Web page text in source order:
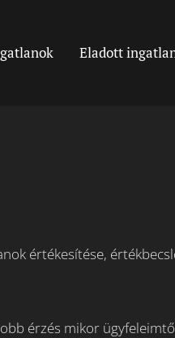
Eladott
értékesítése,
érzés mikor